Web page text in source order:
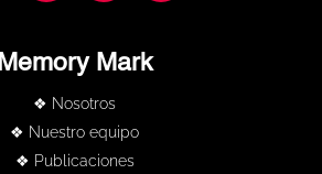
Memory Mark
❖ Nosotros
❖ Nuestro equipo
❖ Publicaciones